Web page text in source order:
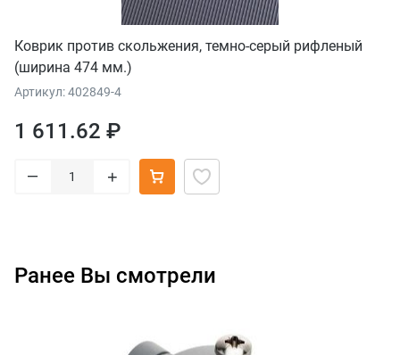
Коврик против скольжения, темно-серый рифленый
(ширина 474 мм.)
Артикул: 402849-4
1 611.62 ₽
– +
Ранее Вы смотрели